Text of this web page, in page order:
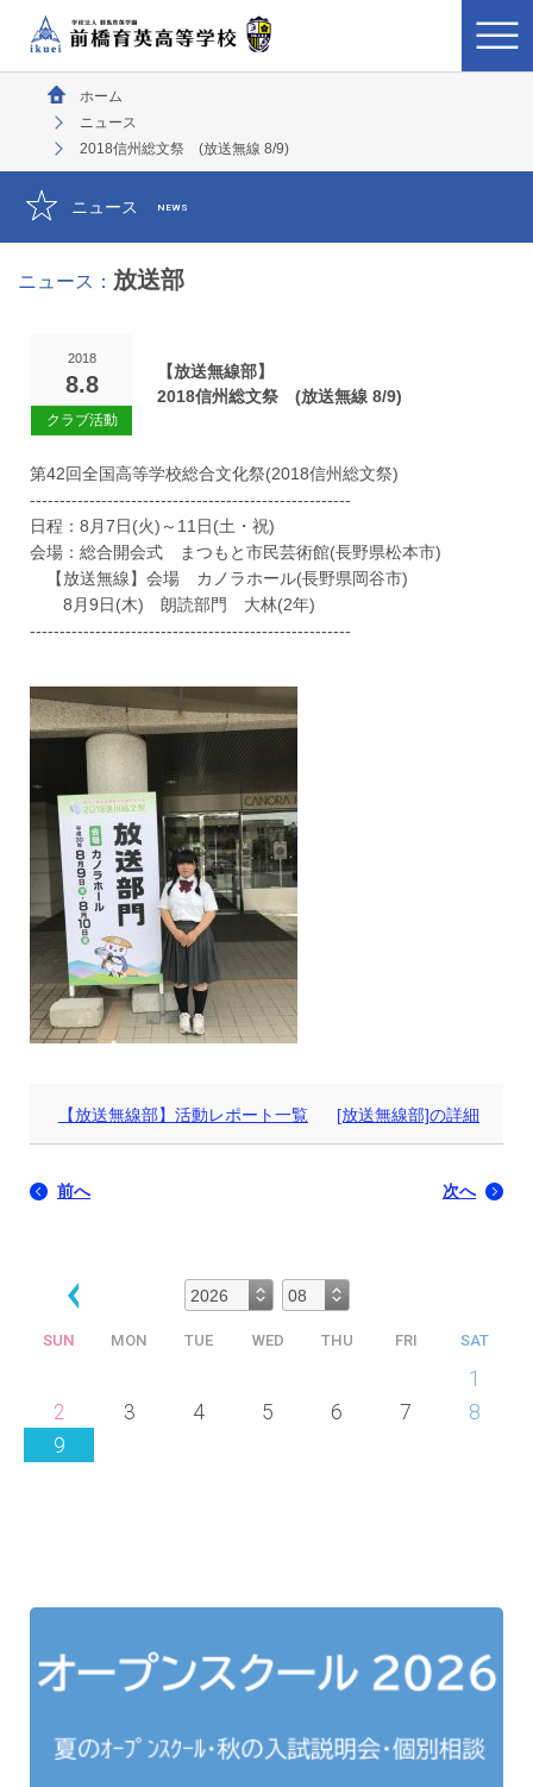
ホーム
ニュース
2018信州総文祭 (放送無線 8/9)
ニュース NEWS
ニュース： 放送部
2018
8.8
【放送無線部】
2018信州総文祭 (放送無線 8/9)
第42回全国高等学校総合文化祭(2018信州総文祭)
------------------------------------------------------
日程：8月7日(火)～11日(土・祝)
会場：総合開会式 まつもと市民芸術館(長野県松本市)
【放送無線】会場 カノラホール(長野県岡谷市)
8月9日(木) 朗読部門 大林(2年)
------------------------------------------------------
【放送無線部】活動レポート一覧 [放送無線部]の詳細
前へ 次へ
SUN MON TUE WED THU FRI SAT
1
2
3 4 5 6 7
8
9